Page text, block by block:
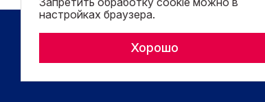
Copyright © 2026 AGC. All rights reserved.
Политика конфиденциальности
настройках браузера.
Хорошо